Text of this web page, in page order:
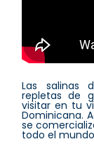
Las salinas
repletas de
visitar en tu
Dominicana.
se
todo el